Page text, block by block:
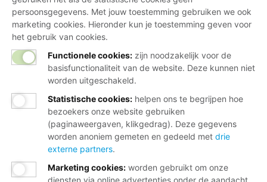
persoonsgegevens. Met jouw toestemming gebruiken we ook
marketing cookies. Hieronder kun je toestemming geven voor
het gebruik van cookies.
Functionele cookies: zijn noodzakelijk voor de
basisfunctionaliteit van de website. Deze kunnen niet
worden uitgeschakeld.
Statistische cookies: helpen ons te begrijpen hoe
bezoekers onze website gebruiken
(paginaweergaven, klikgedrag). Deze gegevens
worden anoniem gemeten en gedeeld met drie
externe partners.
Marketing cookies: worden gebruikt om onze
diensten via online advertenties onder de aandacht